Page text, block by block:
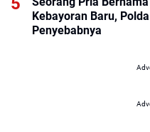
Kebayoran Baru,
Penyebabnya